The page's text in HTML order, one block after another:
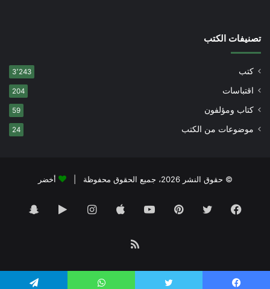
تصنيفات الكتب
كتب 3٬243
اقتباسات 204
كتاب ومؤلفون 59
موضوعات من الكتب 24
© حقوق النشر 2026، جميع الحقوق محفوظة | أخضر
فيسبوك تويتر بينتيريستيوتيوب انستقرام‏Google
ملخص
الموقع